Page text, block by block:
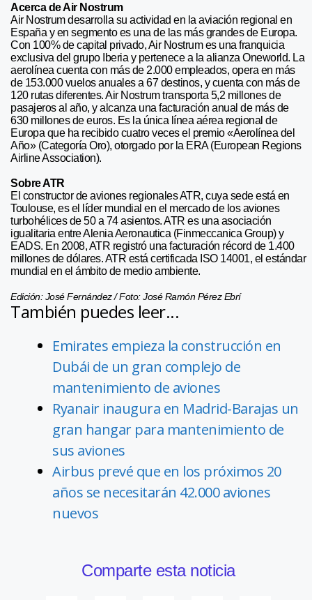
Acerca de Air Nostrum
Air Nostrum desarrolla su actividad en la aviación regional en
España y en segmento es una de las más grandes de Europa.
Con 100% de capital privado, Air Nostrum es una franquicia
exclusiva del grupo Iberia y pertenece a la alianza Oneworld. La
aerolínea cuenta con más de 2.000 empleados, opera en más
de 153.000 vuelos anuales a 67 destinos, y cuenta con más de
120 rutas diferentes. Air Nostrum transporta 5,2 millones de
pasajeros al año, y alcanza una facturación anual de más de
630 millones de euros. Es la única línea aérea regional de
Europa que ha recibido cuatro veces el premio «Aerolínea del
Año» (Categoría Oro), otorgado por la ERA (European Regions
Airline Association).
Sobre ATR
El constructor de aviones regionales ATR, cuya sede está en
Toulouse, es el líder mundial en el mercado de los aviones
turbohélices de 50 a 74 asientos. ATR es una asociación
igualitaria entre Alenia Aeronautica (Finmeccanica Group) y
EADS. En 2008, ATR registró una facturación récord de 1.400
millones de dólares. ATR está certificada ISO 14001, el estándar
mundial en el ámbito de medio ambiente.
Edición: José Fernández / Foto: José Ramón Pérez Ebrí
También puedes leer...
Emirates empieza la construcción en
Dubái de un gran complejo de
mantenimiento de aviones
Ryanair inaugura en Madrid-Barajas un
gran hangar para mantenimiento de
sus aviones
Airbus prevé que en los próximos 20
años se necesitarán 42.000 aviones
nuevos
Comparte esta noticia